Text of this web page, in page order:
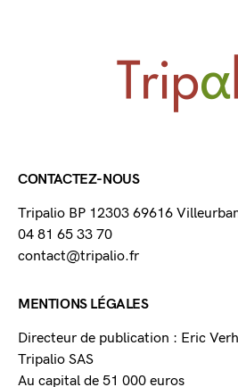
CONTACTEZ-NOUS
Tripalio BP 12303 69616
04 81 65 33 70
contact@tripalio.fr
MENTIONS LÉGALES
Directeur de publication : Eric
Tripalio SAS
Au capital de 51 000 euros